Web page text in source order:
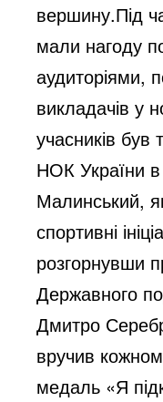
вершину.Під
мали нагоду
аудиторіями,
викладачів у
учасників був
НОК України в
Малинський,
спортивні
розгорнувши
Державного
Дмитро
вручив
медаль «Я